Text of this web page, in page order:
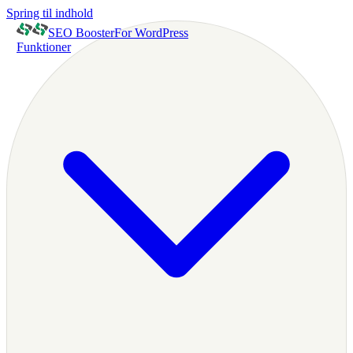
Spring til indhold
SEO BoosterFor WordPress
Funktioner